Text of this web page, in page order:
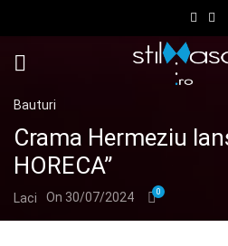
Bauturi
Crama Hermeziu
HORECA”
Laci On 30/07/2024 0